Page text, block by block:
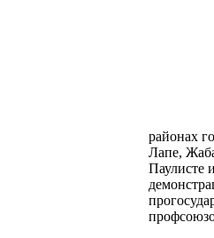
районах
Лапе,
Паулисте